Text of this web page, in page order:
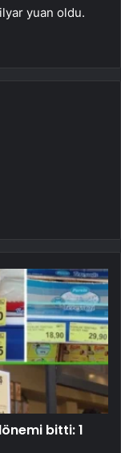
yuan oldu.
bitti: 1